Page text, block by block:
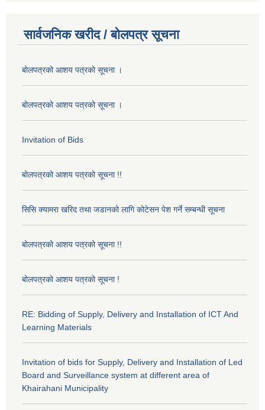
सार्वजनिक खरीद / बोलपत्र सूचना
बोलपत्रको आशय पत्रको सूचना ।
बोलपत्रको आशय पत्रको सूचना ।
Invitation of Bids
बोलपत्रको आशय पत्रको सूचना !!
सिसि क्यामरा खरिद तथा जडानको लागि कोटेसन पेश गर्ने सम्बन्धी सूचना
बोलपत्रको आशय पत्रको सूचना !!
बोलपत्रको आशय पत्रको सूचना !
RE: Bidding of Supply, Delivery and Installation of ICT And
Learning Materials
Invitation of bids for Supply, Delivery and Installation of Led
Board and Surveillance system at different area of
Khairahani Municipality